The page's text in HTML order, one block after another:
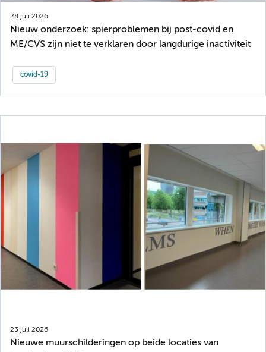
28 juli 2026
Nieuw onderzoek: spierproblemen bij post-covid en
ME/CVS zijn niet te verklaren door langdurige inactiviteit
covid-19
23 juli 2026
Nieuwe muurschilderingen op beide locaties van